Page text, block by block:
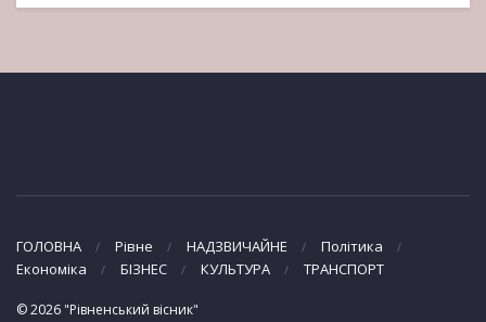
ГОЛОВНА Рівне НАДЗВИЧАЙНЕ
Політика
Економіка
БІЗНЕС КУЛЬТУРА ТРАНСПОРТ
© 2026 "Рівненський вісник"